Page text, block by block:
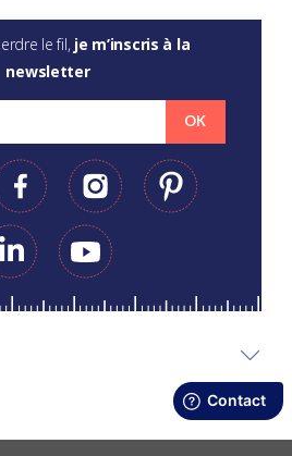
le fil, je m’inscris à la
newsletter
OK